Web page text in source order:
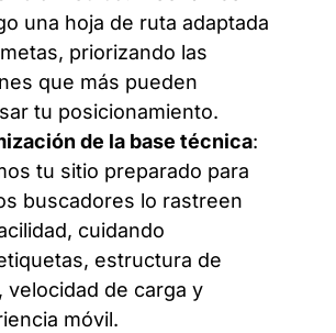
una hoja de ruta adaptada
priorizando las
que más pueden
tu posicionamiento.
de la base técnica:
tu sitio preparado para
buscadores lo rastreen
cuidando
estructura de
velocidad de carga y
móvil.